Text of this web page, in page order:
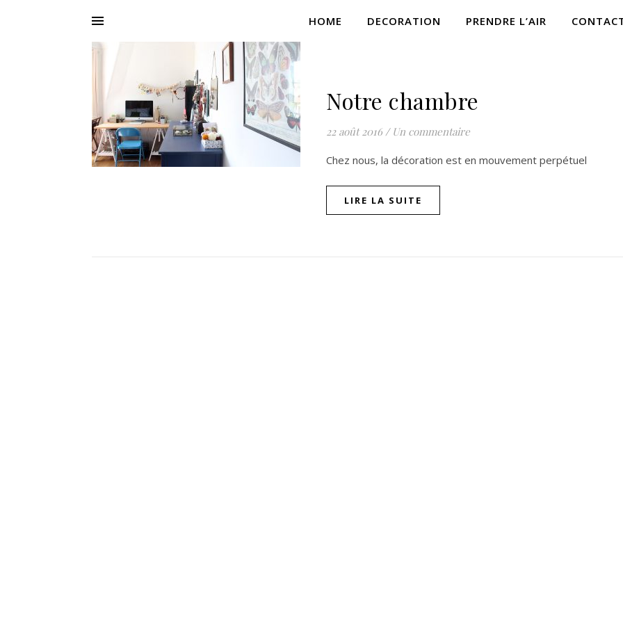
HOME DECORATION PRENDRE L’AIR
Notre chambre
22 août 2016 / Un commentaire
Chez nous, la décoration est en mouvement perpétuel
LIRE LA SUITE